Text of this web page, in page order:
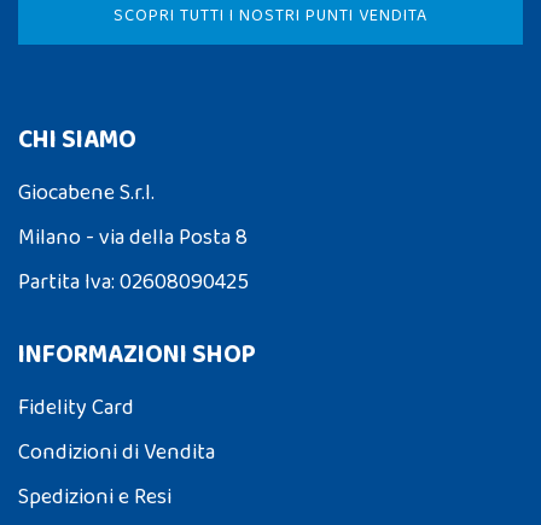
SCOPRI TUTTI I NOSTRI PUNTI VENDITA
CHI SIAMO
Giocabene S.r.l.
Milano - via della Posta 8
Partita Iva: 02608090425
INFORMAZIONI SHOP
Fidelity Card
Condizioni di Vendita
Spedizioni e Resi